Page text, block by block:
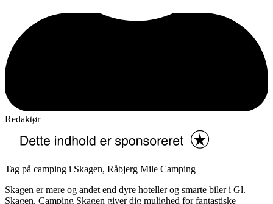
Redaktør
Tag på camping i Skagen, Råbjerg Mile Camping
Skagen er mere og andet end dyre hoteller og smarte biler i Gl.
Skagen. Camping Skagen giver dig mulighed for fantastiske